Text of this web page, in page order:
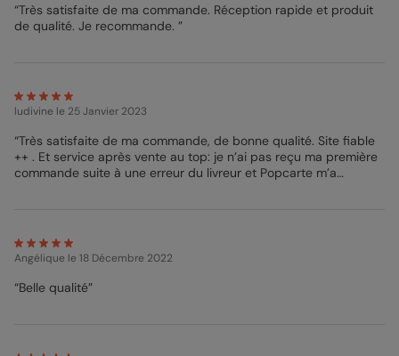
“Très satisfaite de ma commande. Réception rapide et produit
de qualité. Je recommande. ”
ludivine le 25 Janvier 2023
“Très satisfaite de ma commande, de bonne qualité. Site fiable
++ . Et service après vente au top: je n’ai pas reçu ma première
commande suite à une erreur du livreur et Popcarte m’a
Angélique le 18 Décembre 2022
“Belle qualité”